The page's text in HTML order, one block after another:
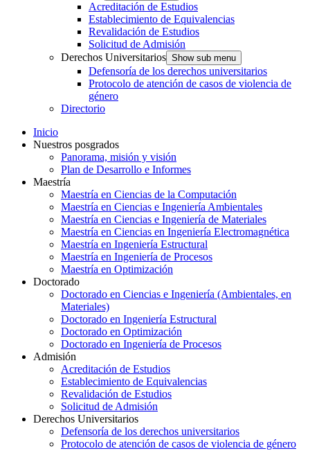
Acreditación de Estudios
Establecimiento de Equivalencias
Revalidación de Estudios
Solicitud de Admisión
Derechos Universitarios Show sub menu
Defensoría de los derechos universitarios
Protocolo de atención de casos de violencia de
género
Directorio
Inicio
Nuestros posgrados
Panorama, misión y visión
Plan de Desarrollo e Informes
Maestría
Maestría en Ciencias de la Computación
Maestría en Ciencias e Ingeniería Ambientales
Maestría en Ciencias e Ingeniería de Materiales
Maestría en Ciencias en Ingeniería Electromagnética
Maestría en Ingeniería Estructural
Maestría en Ingeniería de Procesos
Maestría en Optimización
Doctorado
Doctorado en Ciencias e Ingeniería (Ambientales, en
Materiales)
Doctorado en Ingeniería Estructural
Doctorado en Optimización
Doctorado en Ingeniería de Procesos
Admisión
Acreditación de Estudios
Establecimiento de Equivalencias
Revalidación de Estudios
Solicitud de Admisión
Derechos Universitarios
Defensoría de los derechos universitarios
Protocolo de atención de casos de violencia de género